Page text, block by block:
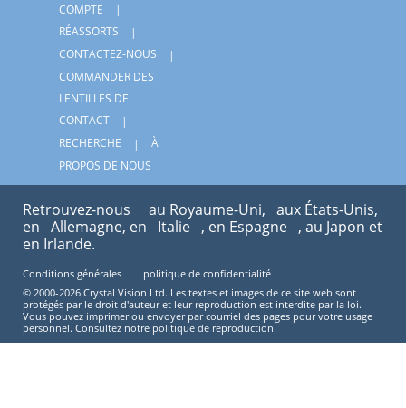
COMPTE
RÉASSORTS
CONTACTEZ-NOUS
COMMANDER DES
LENTILLES DE
CONTACT
RECHERCHE
À
PROPOS DE NOUS
Retrouvez-nous au Royaume-Uni, aux États-Unis,
en Allemagne, en Italie , en Espagne , au Japon et
en Irlande.
Conditions générales
politique de confidentialité
© 2000-2026 Crystal Vision Ltd. Les textes et images de ce site web sont
protégés par le droit d'auteur et leur reproduction est interdite par la loi.
Vous pouvez imprimer ou envoyer par courriel des pages pour votre usage
personnel. Consultez notre politique de reproduction.